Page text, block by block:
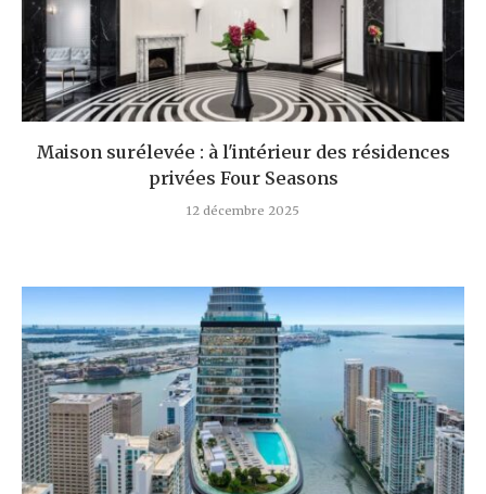
Maison surélevée : à l'intérieur des résidences
privées Four Seasons
12 décembre 2025